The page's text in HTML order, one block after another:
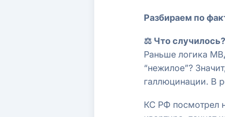
Разбираем по
⚖️ Что случилось?
Раньше логика
“нежилое”?
галлюцинации. В
КС РФ посмотрел